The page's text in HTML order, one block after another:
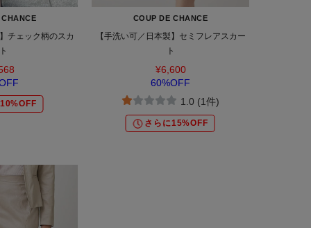
チェック柄のスカ
COUP DE CHANCE
【手洗い可／日本製】セミフレアスカー
ト
¥6,600
60%OFF
1.0 (1件)
さらに15%OFF